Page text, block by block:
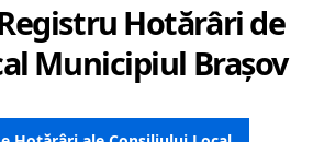
Hotărâri de
Municipiul Brașov